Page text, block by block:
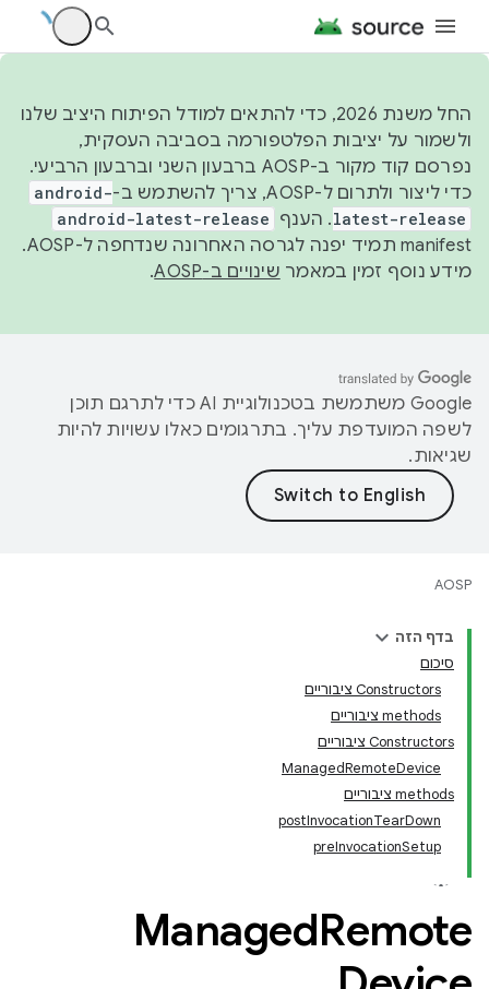
החל משנת 2026, כדי להתאים למודל הפיתוח היציב שלנו
ולשמור על יציבות הפלטפורמה בסביבה העסקית,
נפרסם קוד מקור ב-AOSP ברבעון השני וברבעון הרביעי.
כדי ליצור ולתרום ל-AOSP, צריך להשתמש ב-
android-
latest-release. הענף android-latest-release
manifest תמיד יפנה לגרסה האחרונה שנדחפה ל-AOSP.
מידע נוסף זמין במאמר שינויים ב-AOSP .
‫Google משתמשת בטכנולוגיית AI כדי לתרגם תוכן
לשפה המועדפת עליך. בתרגומים כאלו עשויות להיות
שגיאות.
AOSP
בדף הזה
סיכום
Constructors ציבוריים
‫methods ציבוריים
Constructors ציבוריים
ManagedRemoteDevice
‫methods ציבוריים
postInvocationTearDown
preInvocationSetup
ManagedRemote